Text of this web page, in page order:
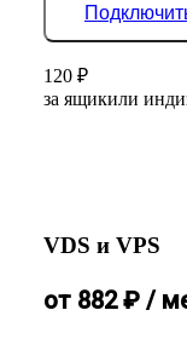
120 ₽
за ящикили
VDS и VPS
от 882₽ /